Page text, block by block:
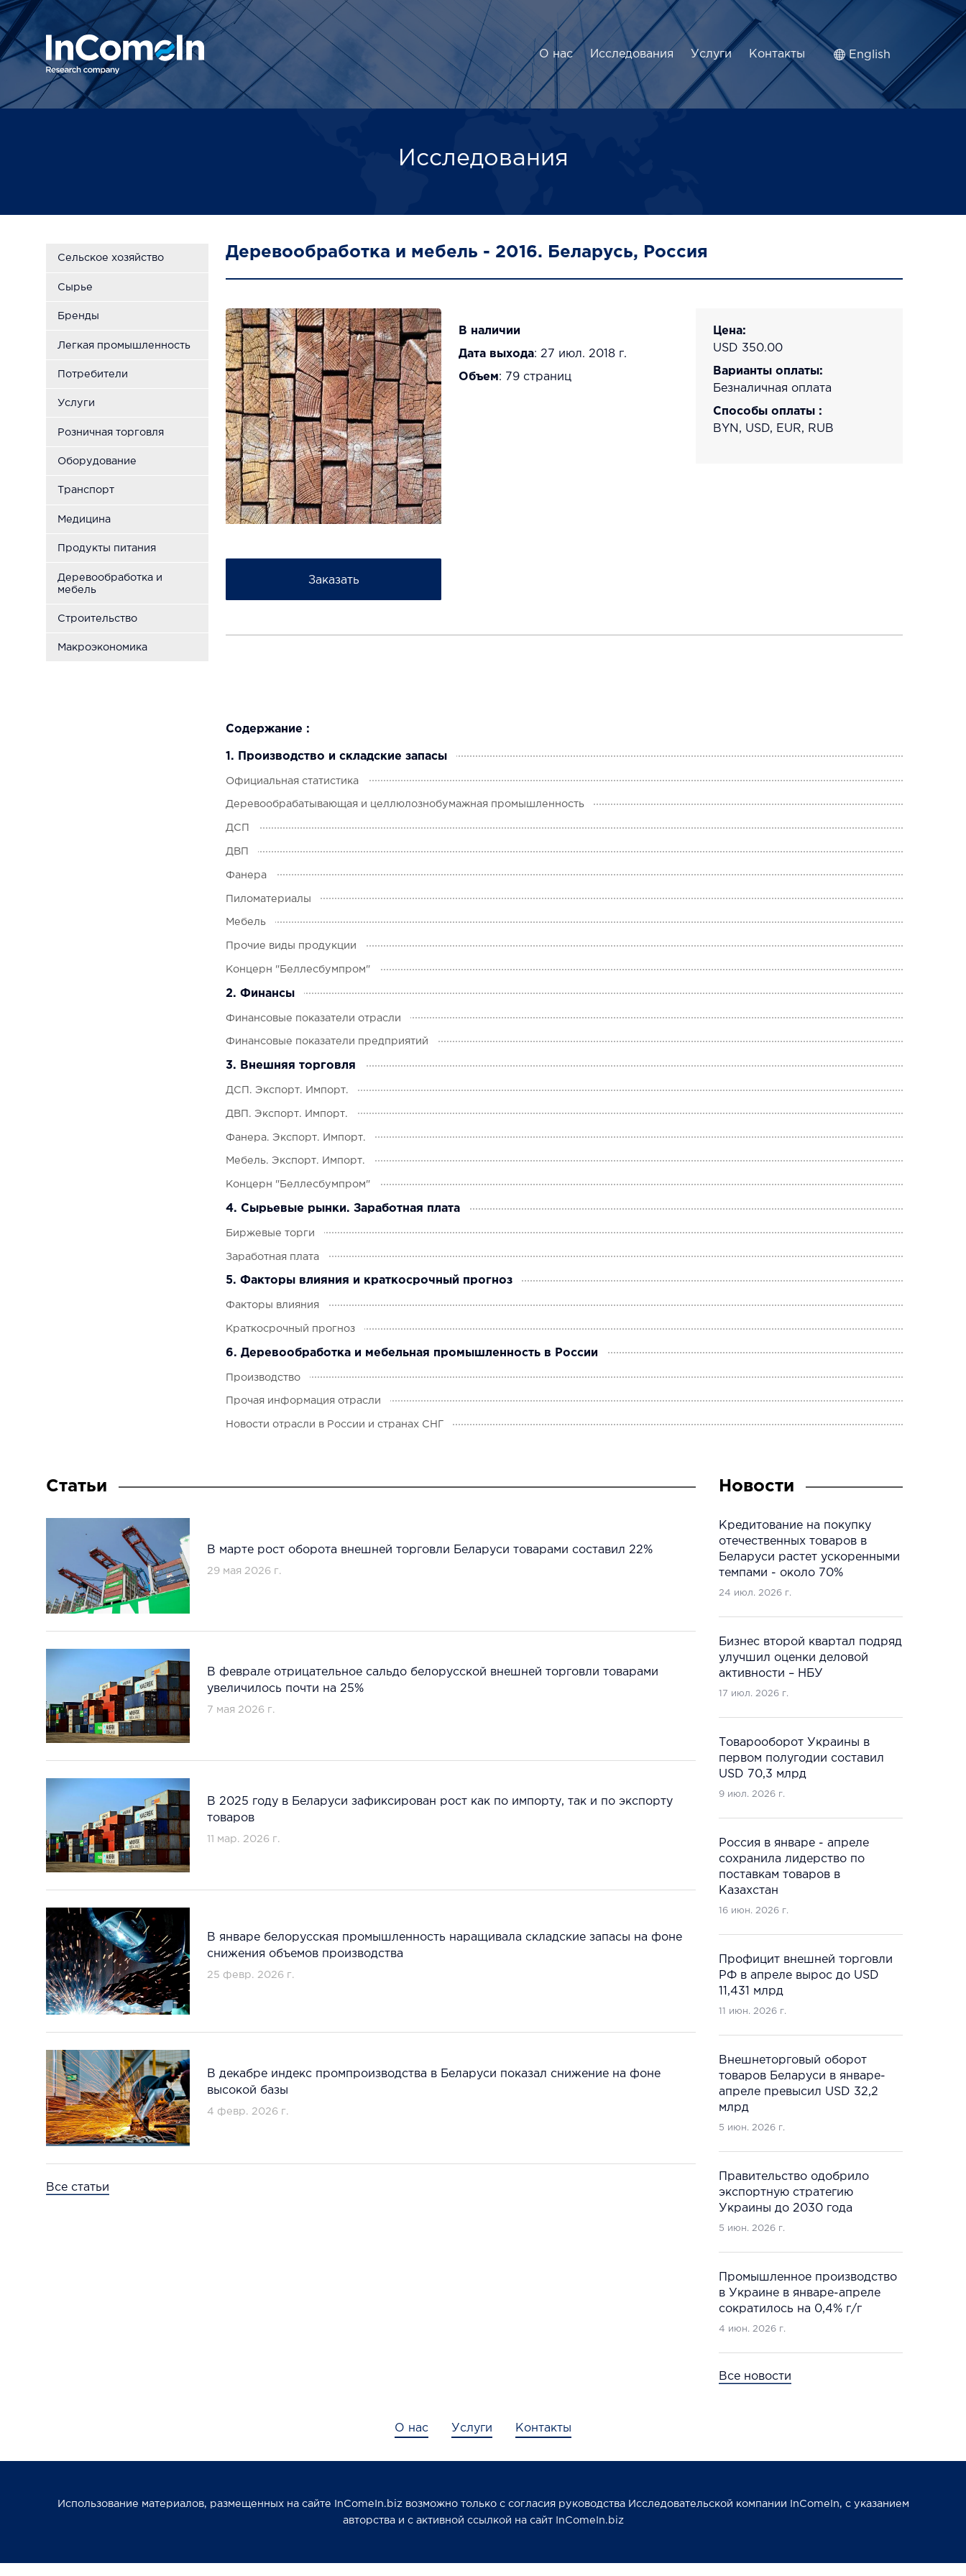
О нас Исследования Услуги Контакты English
Исследования
Сельское хозяйство
Сырье
Бренды
Легкая промышленность
Потребители
Услуги
Розничная торговля
Оборудование
Транспорт
Медицина
Продукты питания
Деревообработка и
мебель
Строительство
Макроэкономика
Деревообработка и мебель - 2016. Беларусь, Россия
Заказать
В наличии
Дата выхода: 27 июл. 2018 г.
Объем: 79 страниц
Цена:
USD 350.00
Варианты оплаты:
Безналичная оплата
Способы оплаты :
BYN, USD, EUR, RUB
Содержание :
1. Производство и складские запасы
Официальная статистика
Деревообрабатывающая и целлюлознобумажная промышленность
ДСП
ДВП
Фанера
Пиломатериалы
Мебель
Прочие виды продукции
Концерн "Беллесбумпром"
2. Финансы
Финансовые показатели отрасли
Финансовые показатели предприятий
3. Внешняя торговля
ДСП. Экспорт. Импорт.
ДВП. Экспорт. Импорт.
Фанера. Экспорт. Импорт.
Мебель. Экспорт. Импорт.
Концерн "Беллесбумпром"
4. Сырьевые рынки. Заработная плата
Биржевые торги
Заработная плата
5. Факторы влияния и краткосрочный прогноз
Факторы влияния
Краткосрочный прогноз
6. Деревообработка и мебельная промышленность в России
Производство
Прочая информация отрасли
Новости отрасли в России и странах СНГ
Статьи
В марте рост оборота внешней торговли Беларуси товарами составил 22%
29 мая 2026 г.
В феврале отрицательное сальдо белорусской внешней торговли товарами
увеличилось почти на 25%
7 мая 2026 г.
В 2025 году в Беларуси зафиксирован рост как по импорту, так и по экспорту
товаров
11 мар. 2026 г.
В январе белорусская промышленность наращивала складские запасы на фоне
снижения объемов производства
25 февр. 2026 г.
В декабре индекс промпроизводства в Беларуси показал снижение на фоне
высокой базы
4 февр. 2026 г.
Все статьи
Новости
Кредитование на покупку
отечественных товаров в
Беларуси растет ускоренными
темпами - около 70%
24 июл. 2026 г.
Бизнес второй квартал подряд
улучшил оценки деловой
активности – НБУ
17 июл. 2026 г.
Товарооборот Украины в
первом полугодии составил
USD 70,3 млрд
9 июл. 2026 г.
Россия в январе - апреле
сохранила лидерство по
поставкам товаров в
Казахстан
16 июн. 2026 г.
Профицит внешней торговли
РФ в апреле вырос до USD
11,431 млрд
11 июн. 2026 г.
Внешнеторговый оборот
товаров Беларуси в январе-
апреле превысил USD 32,2
млрд
5 июн. 2026 г.
Правительство одобрило
экспортную стратегию
Украины до 2030 года
5 июн. 2026 г.
Промышленное производство
в Украине в январе-апреле
сократилось на 0,4% г/г
4 июн. 2026 г.
Все новости
О нас Услуги Контакты
Использование материалов, размещенных на сайте InComeIn.biz возможно только с согласия руководства Исследовательской компании InComeIn, с указанием
авторства и с активной ссылкой на сайт InComeIn.biz